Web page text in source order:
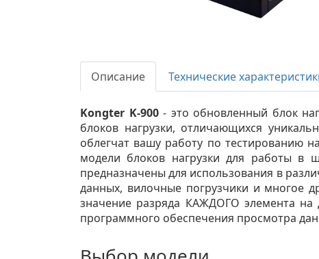
Описание Технические
Kongter K-900- это обновленный блок
блоков нагрузки, отличающихся
облегчат вашу работу по тестированию
модели блоков нагрузки для работы
предназначены для использования в
данных, вилочные погрузчики и многое
значение разряда КАЖДОГО элемента
программного обеспечения просмотра